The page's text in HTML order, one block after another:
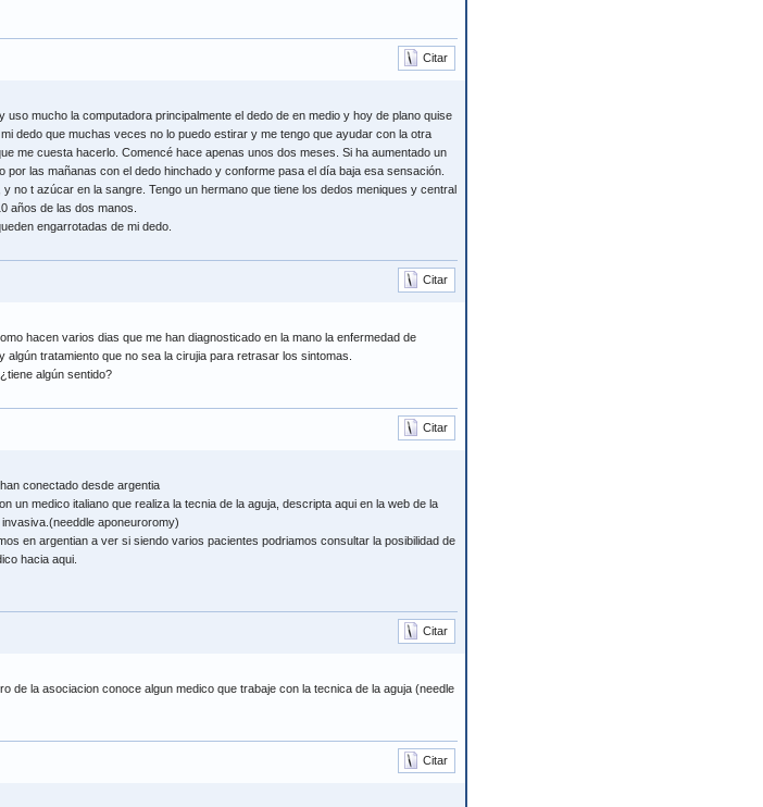
Citar
uso mucho la computadora principalmente el dedo de en medio y hoy de plano quise
dedo que muchas veces no lo puedo estirar y me tengo que ayudar con la otra
me cuesta hacerlo. Comencé hace apenas unos dos meses. Si ha aumentado un
por las mañanas con el dedo hinchado y conforme pasa el día baja esa sensación.
y no t azúcar en la sangre. Tengo un hermano que tiene los dedos meniques y central
años de las dos manos.
engarrotadas de mi dedo.
Citar
hacen varios dias que me han diagnosticado en la mano la enfermedad de
algún tratamiento que no sea la cirujia para retrasar los sintomas.
algún sentido?
Citar
conectado desde argentia
un medico italiano que realiza la tecnia de la aguja, descripta aqui en la web de la
aponeuroromy)
en argentian a ver si siendo varios pacientes podriamos consultar la posibilidad de
hacia aqui.
Citar
de la asociacion conoce algun medico que trabaje con la tecnica de la aguja (needle
Citar